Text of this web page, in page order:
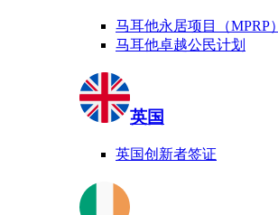
马耳他永居项目（MPRP）
马耳他卓越公民计划
英国
英国创新者签证